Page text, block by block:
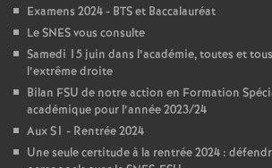
Examens 2024 - BTS et Baccalauréat
Le SNES vous consulte
Samedi 15 juin dans l’académie, toutes et
l’extrême droite
Bilan FSU de notre action en Formation
académique pour l’année 2023/24
Aux S1 - Rentrée 2024
Une seule certitude à la rentrée 2024 :